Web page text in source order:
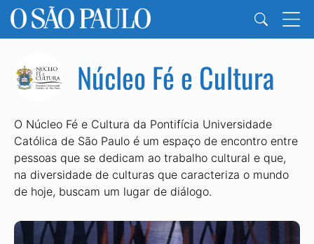
Núcleo Fé e Cultura
O Núcleo Fé e Cultura da Pontifícia Universidade
Católica de São Paulo é um espaço de encontro entre
pessoas que se dedicam ao trabalho cultural e que,
na diversidade de culturas que caracteriza o mundo
de hoje, buscam um lugar de diálogo.